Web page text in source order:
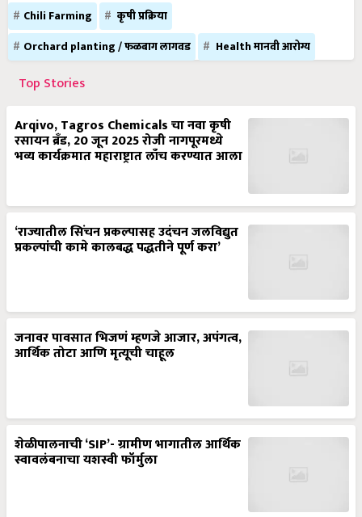
Chili Farming
कृषी प्रक्रिया
Orchard planting / फळबाग लागवड
Health मानवी आरोग्य
Top Stories
Arqivo, Tagros Chemicals चा नवा कृषी
रसायन ब्रँड, 20 जून 2025 रोजी नागपूरमध्ये
भव्य कार्यक्रमात महाराष्ट्रात लाँच करण्यात आला
‘राज्यातील सिंचन प्रकल्पासह उदंचन जलविद्युत
प्रकल्पांची कामे कालबद्ध पद्धतीने पूर्ण करा’
जनावर पावसात भिजणं म्हणजे आजार, अपंगत्व,
आर्थिक तोटा आणि मृत्यूची चाहूल
शेळीपालनाची ‘SIP’- ग्रामीण भागातील आर्थिक
स्वावलंबनाचा यशस्वी फॉर्मुला